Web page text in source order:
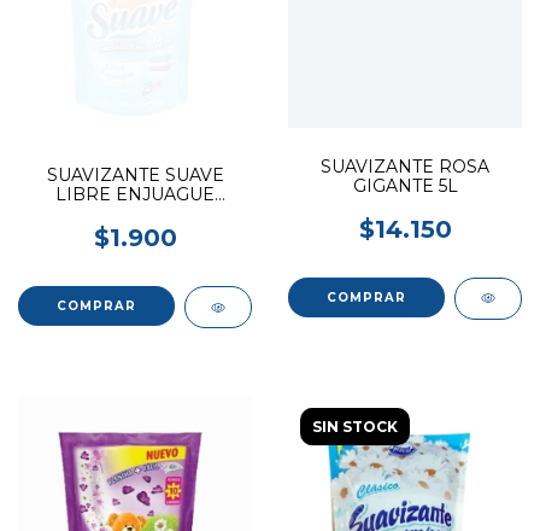
SUAVIZANTE SUAVE
LIBRE ENJUAGUE
$1.900
SUAVIZANTE ROSA
GIGANTE 5L
$14.150
SIN STOCK